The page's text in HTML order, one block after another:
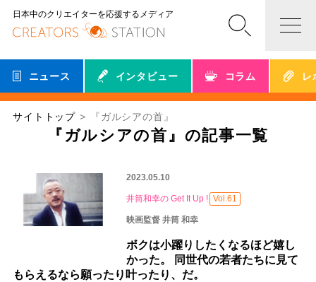
日本中のクリエイターを応援するメディア
ニュース インタビュー コラム レ
サイトトップ 『ガルシアの首』
『ガルシアの首』の記事一覧
2023.05.10
井筒和幸の Get It Up ! Vol.61
映画監督 井筒 和幸
ボクは小躍りしたくなるほど嬉し
かった。 同世代の若者たちに見て
もらえるなら願ったり叶ったり、だ。